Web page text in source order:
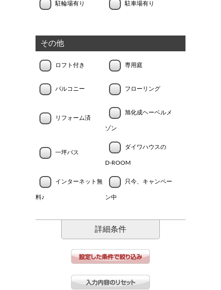
駐輪場有り 駐車場有り
その他
ロフト付き 専用庭
バルコニー フローリング
リフォーム済
旭化成ヘーベルメ
ゾン
一坪バス
ダイワハウスの
D-ROOM
インターネット無
料♪
只今、キャンペー
ン中